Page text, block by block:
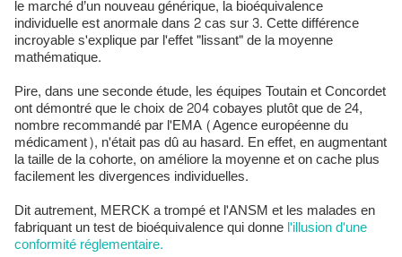
le marché d’un nouveau générique, la bioéquivalence
individuelle est anormale dans 2 cas sur 3. Cette différence
incroyable s'explique par l'effet "lissant" de la moyenne
mathématique.
Pire, dans une seconde étude, les équipes Toutain et Concordet
ont démontré que le choix de 204 cobayes plutôt que de 24,
nombre recommandé par l'EMA (Agence européenne du
médicament), n'était pas dû au hasard. En effet, en augmentant
la taille de la cohorte, on améliore la moyenne et on cache plus
facilement les divergences individuelles.
Dit autrement, MERCK a trompé et l'ANSM et les malades en
fabriquant un test de bioéquivalence qui donnel'illusion d'une
conformité réglementaire.